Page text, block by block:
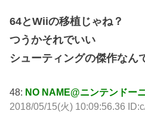
64とWiiの移植じゃね？
つうかそれでいい
シューティングの傑作なん
48: NO NAME@ニンテンドー
2018/05/15(火) 10:09:56.36